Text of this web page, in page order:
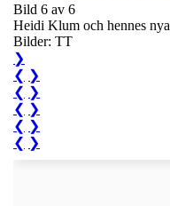
Bild 6 av 6
Heidi Klum och hennes
Bilder: TT
❯
❮ ❯
❮ ❯
❮ ❯
❮ ❯
❮ ❯